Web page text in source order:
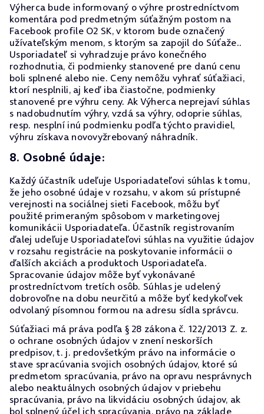
Výherca bude informovaný o výhre prostredníctvom
komentára pod predmetným súťažným postom na
Facebook profile O2 SK, v ktorom bude označený
užívateľským menom, s ktorým sa zapojil do Súťaže..
Usporiadateľ si vyhradzuje právo konečného
rozhodnutia, či podmienky stanovené pre danú cenu
boli splnené alebo nie. Ceny nemôžu vyhrať súťažiaci,
ktorí nesplnili, aj keď iba čiastočne, podmienky
stanovené pre výhru ceny. Ak Výherca neprejaví súhlas
s nadobudnutím výhry, vzdá sa výhry, odoprie súhlas,
resp. nesplní inú podmienku podľa týchto pravidiel,
výhru získava novovyžrebovaný náhradník.
8. Osobné údaje:
Každý účastník udeľuje Usporiadateľovi súhlas k tomu,
že jeho osobné údaje v rozsahu, v akom sú prístupné
verejnosti na sociálnej sieti Facebook, môžu byť
použité primeraným spôsobom v marketingovej
komunikácii Usporiadateľa. Účastník registrovaním
ďalej udeľuje Usporiadateľovi súhlas na využitie údajov
v rozsahu registrácie na poskytovanie informácii o
ďalších akciách a produktoch Usporiadateľa.
Spracovanie údajov môže byť vykonávané
prostredníctvom tretích osôb. Súhlas je udelený
dobrovoľne na dobu neurčitú a môže byť kedykoľvek
odvolaný písomnou formou na adresu sídla správcu.
Súťažiaci má práva podľa § 28 zákona č. 122/2013 Z. z.
o ochrane osobných údajov v znení neskorších
predpisov, t. j. predovšetkým právo na informácie o
stave spracúvania svojich osobných údajov, ktoré sú
predmetom spracúvania, právo na opravu nesprávnych
alebo neaktuálnych osobných údajov v priebehu
spracúvania, právo na likvidáciu osobných údajov, ak
bol splnený účel ich spracúvania, právo na základe